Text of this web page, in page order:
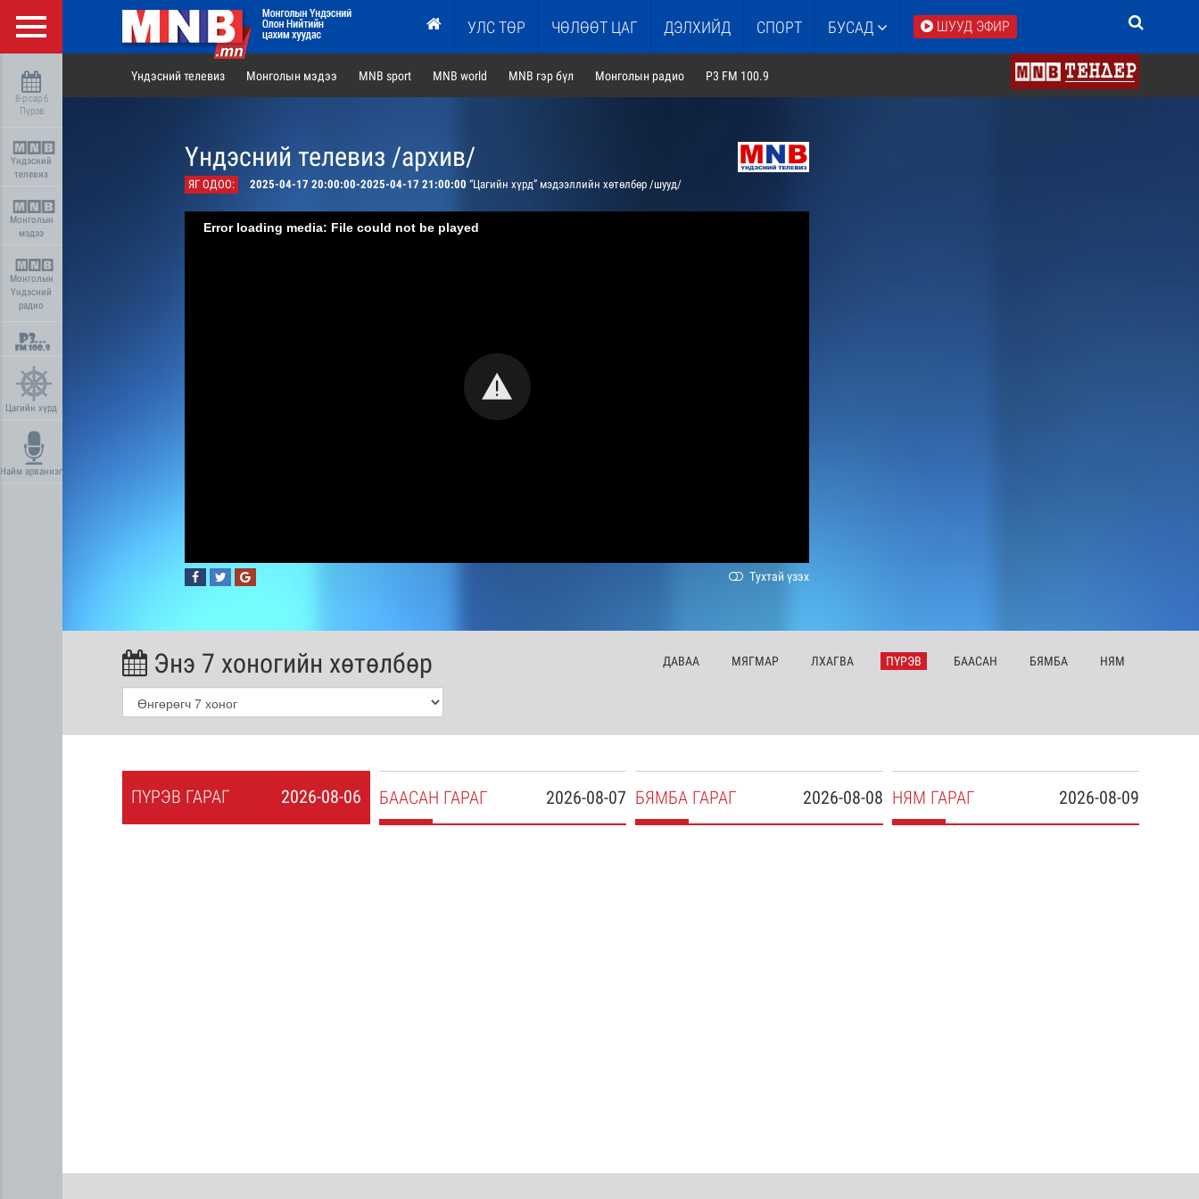
УЛС ТӨР ЧӨЛӨӨТ ЦАГ ДЭЛХИЙД СПОРТ БУСАД ШУУД ЭФИР
8-р сар 6
Пүрэв
Үндэсний
телевиз
Монголын
мэдээ
Монголын
Үндэсний
радио
Цагийн хүрд
Найм арваннэг
Үндэсний телевиз Монголын мэдээ MNB sport MNB world MNB гэр бүл Монголын радио P3 FM 100.9
Үндэсний телевиз /архив/
ЯГ ОДОО: 2025-04-17 20:00:00-2025-04-17 21:00:00 “Цагийн хүрд” мэдээллийн хөтөлбөр /шууд/
Error loading media: File could not be played
Тухтай үзэх
Энэ 7 хоногийн хөтөлбөр ДАВАА МЯГМАР ЛХАГВА ПҮРЭВ БААСАН БЯМБА НЯМ
2026-08-06
ПҮРЭВ ГАРАГ 2026-08-07
БААСАН ГАРАГ 2026-08-08
БЯМБА ГАРАГ 2026-08-09
НЯМ ГАРАГ